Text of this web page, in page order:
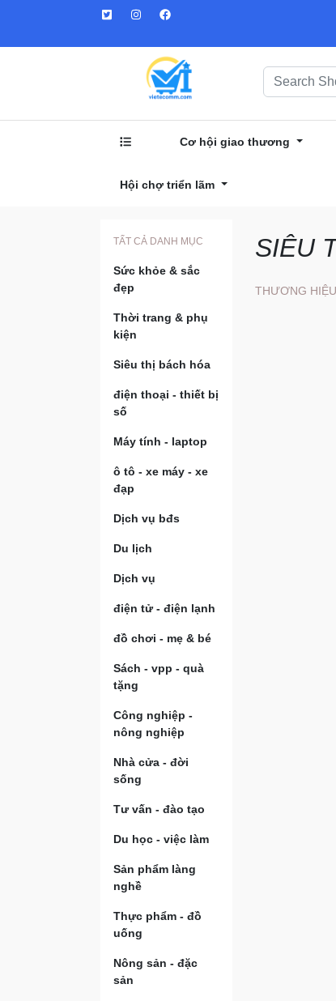
Cơ hội giao thương
Hội chợ triển lãm
TẤT CẢ DANH MỤC
Sức khỏe & sắc
đẹp
Thời trang & phụ
kiện
Siêu thị bách hóa
điện thoại - thiết bị
số
Máy tính - laptop
ô tô - xe máy - xe
đạp
Dịch vụ bđs
Du lịch
Dịch vụ
điện tử - điện lạnh
đồ chơi - mẹ & bé
Sách - vpp - quà
tặng
Công nghiệp -
nông nghiệp
Nhà cửa - đời
sống
Tư vấn - đào tạo
Du học - việc làm
Sản phẩm làng
nghề
Thực phẩm - đồ
uống
Nông sản - đặc
sản
SIÊU
THƯƠNG